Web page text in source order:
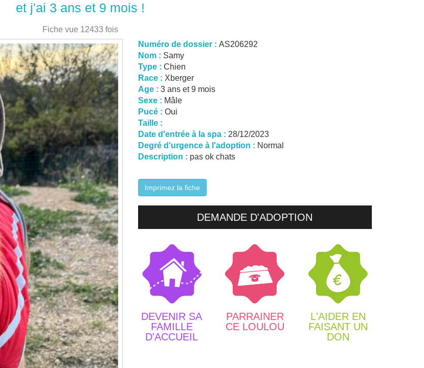
et j'ai 3 ans et 9 mois !
Fiche vue 12433 fois
Numéro de dossier : AS206292
Nom : Samy
Type : Chien
Race : Xberger
Age : 3 ans et 9 mois
Sexe : Mâle
Pucé : Oui
Taille :
Date d'entrée à la spa : 28/12/2023
Degré d'urgence à l'adoption : Normal
Description : pas ok chats
Imprimez la fiche
DEMANDE D'ADOPTION
DEVENIR SA
FAMILLE
D'ACCUEIL
PARRAINER
CE LOULOU
L'AIDER EN
FAISANT UN
DON